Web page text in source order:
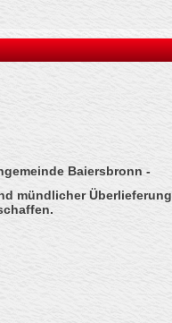
Baiersbronn -
mündlicher Überlieferung